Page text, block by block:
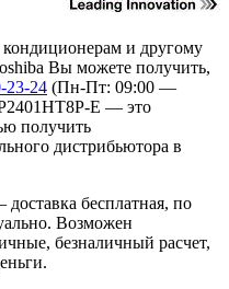
и другому
Вы можете получить,
23-24 (Пн-Пт: 09:00 —
E — это
получить
дистрибьютора в
бесплатная, по
Возможен
безналичный расчет,